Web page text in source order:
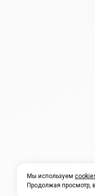
Мы используем
Продолжая просмотр,